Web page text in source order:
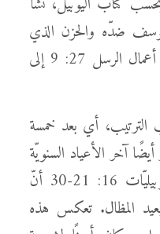
ضدّه والحزن الذي
سبّبوه لأبيهم يعقوب. يشير سفر أعمال الرسل 27: 9 إلى
الترتيب، أي بعد خمسة
آخر الأعياد السنويّة
بحسب الشريعة. يذكر كتاب اليوبيليّات 16: 21-30 أنّ
المظال. تعكس هذه